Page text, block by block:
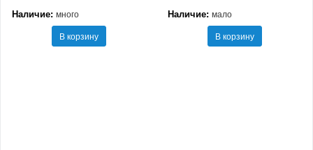
Наличие: много
В корзину
Наличие: мало
В корзину